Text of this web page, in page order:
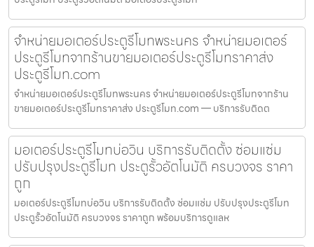
จำหน่ายมอเตอร์ประตูรีโมทพระนคร จำหน่ายมอเตอร์
ประตูรีโมทจากร้านขายมอเตอร์ประตูรีโมทราคาส่ง
ประตูรีโมท.com
จำหน่ายมอเตอร์ประตูรีโมทพระนคร จำหน่ายมอเตอร์ประตูรีโมทจากร้าน
ขายมอเตอร์ประตูรีโมทราคาส่ง ประตูรีโมท.com — บริการรับติดต
มอเตอร์ประตูรีโมทบ่อวิน บริการรับติดตั้ง ซ่อมแซ่ม
ปรับปรุงประตูรีโมท ประตูรั้วอัตโนมัติ ครบวงจร ราคา
ถูก
มอเตอร์ประตูรีโมทบ่อวิน บริการรับติดตั้ง ซ่อมแซ่ม ปรับปรุงประตูรีโมท
ประตูรั้วอัตโนมัติ ครบวงจร ราคาถูก พร้อมบริการดูแลห